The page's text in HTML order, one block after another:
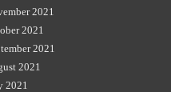
2021
2021
2021
2021
2021